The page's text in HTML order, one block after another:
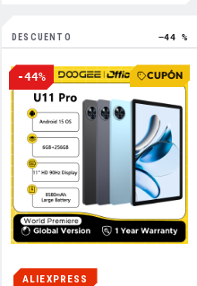
DESCUENTO −44 %
-44% CUPÓN
ALIEXPRESS